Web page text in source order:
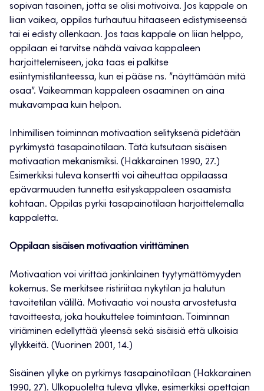
sopivan tasoinen, jotta se olisi motivoiva. Jos kappale on
liian vaikea, oppilas turhautuu hitaaseen edistymiseensä
tai ei edisty ollenkaan. Jos taas kappale on liian helppo,
oppilaan ei tarvitse nähdä vaivaa kappaleen
harjoittelemiseen, joka taas ei palkitse
esiintymistilanteessa, kun ei pääse ns. ”näyttämään mitä
osaa”. Vaikeamman kappaleen osaaminen on aina
mukavampaa kuin helpon.
Inhimillisen toiminnan motivaation selityksenä pidetään
pyrkimystä tasapainotilaan. Tätä kutsutaan sisäisen
motivaation mekanismiksi. (Hakkarainen 1990, 27.)
Esimerkiksi tuleva konsertti voi aiheuttaa oppilaassa
epävarmuuden tunnetta esityskappaleen osaamista
kohtaan. Oppilas pyrkii tasapainotilaan harjoittelemalla
kappaletta.
Oppilaan sisäisen motivaation virittäminen
Motivaation voi virittää jonkinlainen tyytymättömyyden
kokemus. Se merkitsee ristiriitaa nykytilan ja halutun
tavoitetilan välillä. Motivaatio voi nousta arvostetusta
tavoitteesta, joka houkuttelee toimintaan. Toiminnan
viriäminen edellyttää yleensä sekä sisäisiä että ulkoisia
yllykkeitä. (Vuorinen 2001, 14.)
Sisäinen yllyke on pyrkimys tasapainotilaan (Hakkarainen
1990, 27). Ulkopuolelta tuleva yllyke, esimerkiksi opettajan